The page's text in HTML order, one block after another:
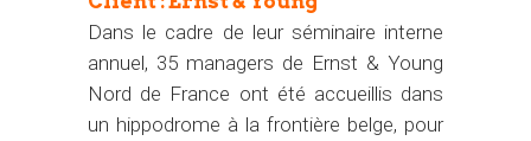
Dans le cadre de leur séminaire interne
annuel, 35 managers de Ernst & Young
Nord de France ont été accueillis dans
un hippodrome à la frontière belge, pour